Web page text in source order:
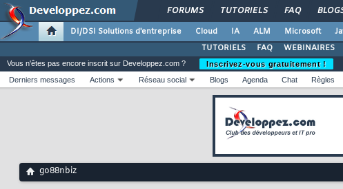
FORUMS TUTORIELS FAQ
DI/DSI Solutions d'entreprise Cloud IA ALM Microsoft
TUTORIELS
FAQ WEBINAIRES
Vous n'êtes pas encore inscrit sur Developpez.com ?
Inscrivez-vous gratuitement !
Derniers messages
Actions Réseau social Blogs Agenda Chat Règles
go88nbiz